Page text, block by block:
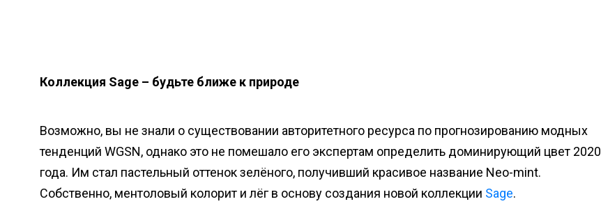
Коллекция Sage – будьте ближе к природе
Возможно, вы не знали о существовании авторитетного ресурса по прогнозированию модных
тенденций WGSN, однако это не помешало его экспертам определить доминирующий цвет 2020
года. Им стал пастельный оттенок зелёного, получивший красивое название Neo-mint.
Собственно, ментоловый колорит и лёг в основу создания новой коллекции Sage.